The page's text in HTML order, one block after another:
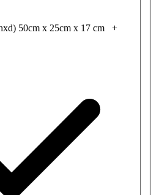
50cm x 25cm x 17 cm
+